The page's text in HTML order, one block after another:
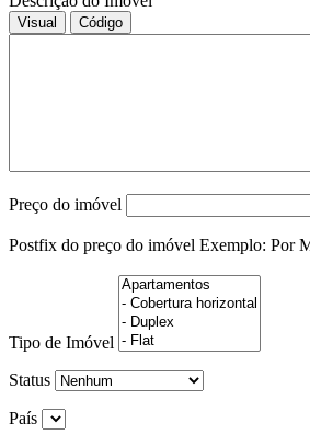
Visual Código
Preço do imóvel
Postfix do preço do imóvel Exemplo: Por
Tipo de Imóvel
Status
País